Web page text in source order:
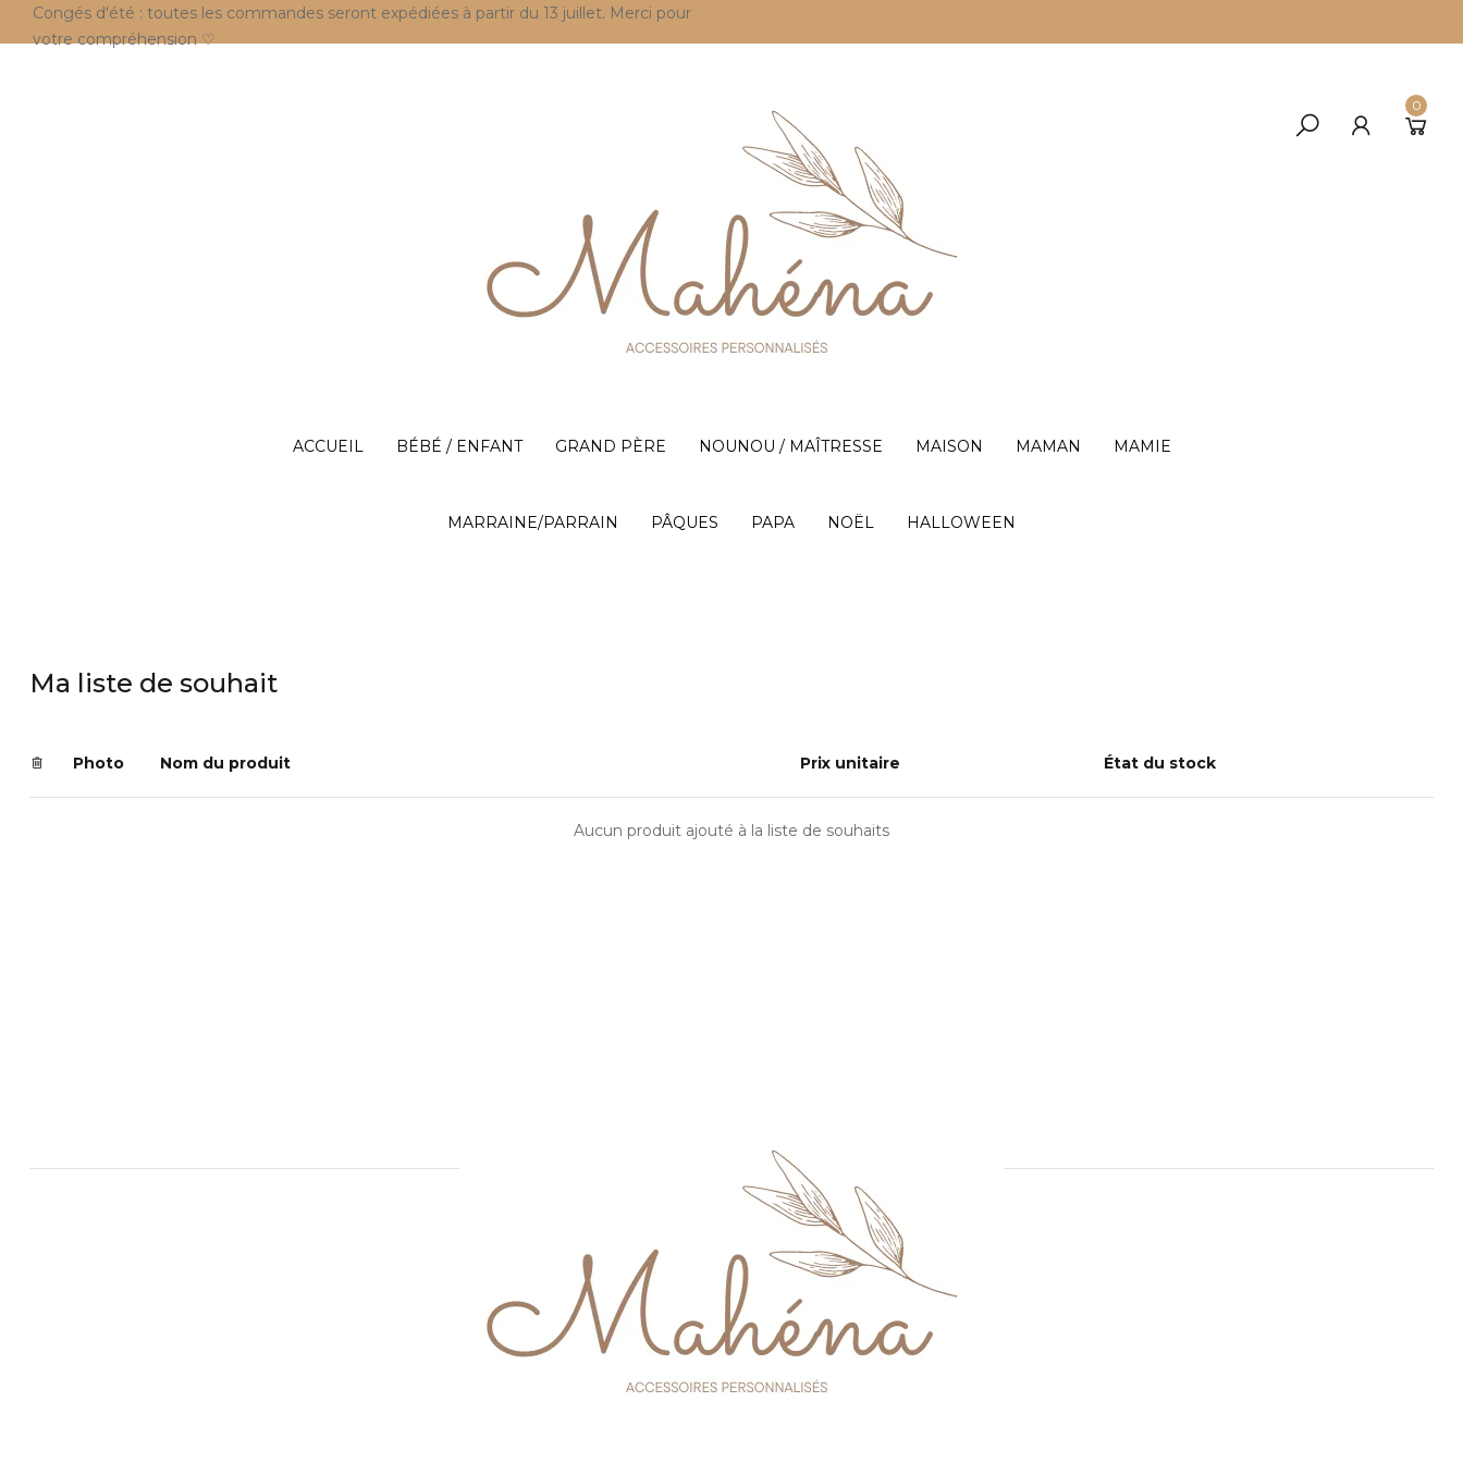
Congés d'été : toutes les commandes seront expédiées à partir du 13 juillet. Merci pour
votre compréhension ♡
0
ACCUEIL BÉBÉ / ENFANT GRAND PÈRE NOUNOU / MAÎTRESSE MAISON MAMAN MAMIE
MARRAINE/PARRAIN PÂQUES PAPA NOËL HALLOWEEN
Ma liste de souhait
Nom du produit Prix unitaire État du stock
Aucun produit ajouté à la liste de souhaits